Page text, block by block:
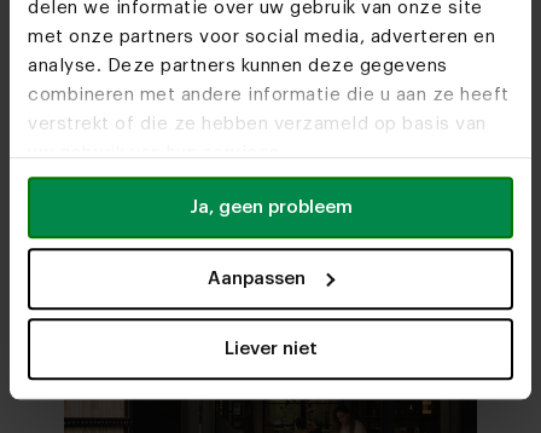
delen we informatie over uw gebruik van onze site
met onze partners voor social media, adverteren en
analyse. Deze partners kunnen deze gegevens
combineren met andere informatie die u aan ze heeft
verstrekt of die ze hebben verzameld op basis van
Ja, geen probleem
Aanpassen
Liever niet
Ontdek alle materialen en kleuren van
Eetkamerstoel Edu
Bezoek onze meubelwinkels